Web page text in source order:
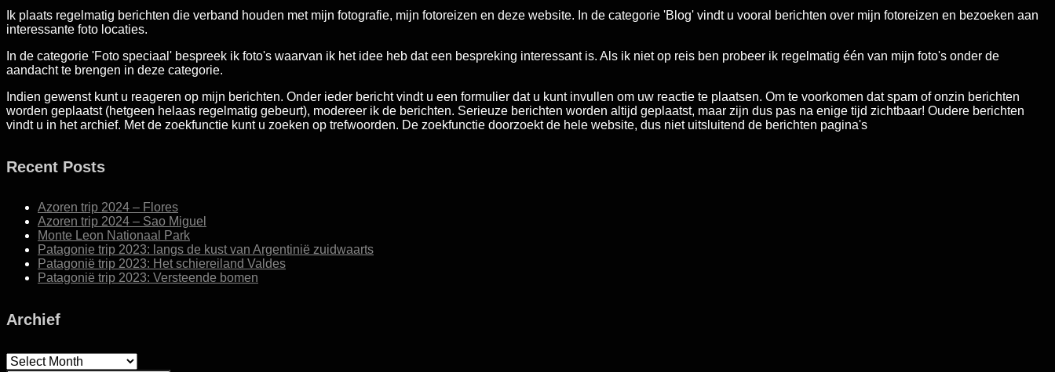
Ik plaats regelmatig berichten die verband houden met mijn fotografie, mijn fotoreizen en deze website. In de categorie 'Blog' vindt u vooral berichten over mijn fotoreizen en bezoeken aan
interessante foto locaties.
In de categorie 'Foto speciaal' bespreek ik foto's waarvan ik het idee heb dat een bespreking interessant is. Als ik niet op reis ben probeer ik regelmatig één van mijn foto's onder de
aandacht te brengen in deze categorie.
Indien gewenst kunt u reageren op mijn berichten. Onder ieder bericht vindt u een formulier dat u kunt invullen om uw reactie te plaatsen. Om te voorkomen dat spam of onzin berichten
worden geplaatst (hetgeen helaas regelmatig gebeurt), modereer ik de berichten. Serieuze berichten worden altijd geplaatst, maar zijn dus pas na enige tijd zichtbaar! Oudere berichten
vindt u in het archief. Met de zoekfunctie kunt u zoeken op trefwoorden. De zoekfunctie doorzoekt de hele website, dus niet uitsluitend de berichten pagina's
Recent Posts
Azoren trip 2024 – Flores
Azoren trip 2024 – Sao Miguel
Monte Leon Nationaal Park
Patagonie trip 2023: langs de kust van Argentinië zuidwaarts
Patagonië trip 2023: Het schiereiland Valdes
Patagonië trip 2023: Versteende bomen
Archief
Archief